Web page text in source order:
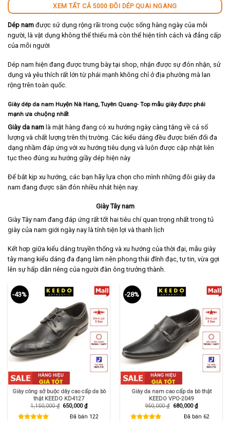
XEM TẤT CẢ 5000 ĐÔI DÉP QUAI NGANG
Dép nam được sử dụng rộng rãi trong cuộc sống hàng ngày của mỗi
người, là vật dụng không thể thiếu mà còn thể hiện tính cách và đẳng cấp
của mõi người
Dép nam hiện đang được trưng bày tại shop, nhận được sự đón nhận, sử
dụng và yêu thích rất lớn từ phái mạnh không chỉ ở địa phường mà lan
rộng trên toàn quốc.
Giày dép da nam Huyện Nà Hang, Tuyên Quang- Top mẫu giày được phái
mạnh ưa chuộng nhất
Giày da nam là mặt hàng đang có xu hướng ngày càng tăng về cả số
lượng và chất lượng trên thị trường. Các kiểu dáng đều được biến đổi đa
dạng nhầm đáp ứng với xu hướng tiêu dụng và luôn được cập nhật liên
tục theo đúng xu hướng giầy dép hiện này
Để bắt kịp xu hướng, các bạn hãy lựa chọn cho mình những đôi giày da
nam đang được săn đón nhiều nhát hiện nay.
Giày Tây nam
Giày Tây nam đang đáp ứng rất tốt hai tiêu chí quan trọng nhất trong tủ
giày của nam giới ngày nay là tính tiện lợi và thanh lịch
Kết hơp giữa kiểu dáng truyền thống và xu hướng của thời đại, mẫu giày
tây mang kiểu dáng đa đạng làm nên phong thái đĩnh đạc, tự tin, vừa gợi
lên sự hấp dẫn riêng của người đàn ông trưởng thành.
-43%
Giày công sở buộc dây cao cấp da bò
thật KEEDO KD4127
1,150,000₫ Giá
650,000₫Giá
hiện
tại
Đã bán 122
-28%
Giày da nam cao cấp da bò thật
KEEDO VPO-2049
950,000₫ Giá
680,000₫Giá
hiện
tại
Đã bán 62